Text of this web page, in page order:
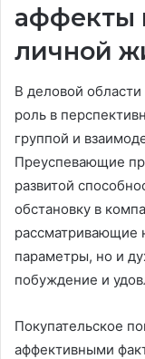
аффекты
личной
В деловой
роль в
группой и
Преуспевающие
развитой
обстановку в
рассматривающие
параметры, но и
побуждение и
Покупательское
аффективными